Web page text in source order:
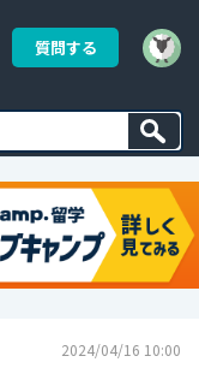
質問する
2024/04/16 10:00